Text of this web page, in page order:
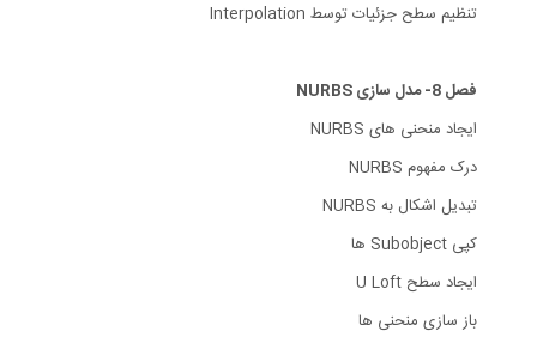
تنظیم سطح جزئیات توسط Interpolation
فصل 8- مدل سازی NURBS
ایجاد منحنی های NURBS
درک مفهوم NURBS
تبدیل اشکال به NURBS
کپی Subobject ها
ایجاد سطح U Loft
باز سازی منحنی ها